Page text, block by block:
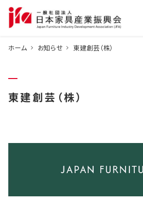
ホーム お知らせ 東建創芸（株）
東建創芸（株）